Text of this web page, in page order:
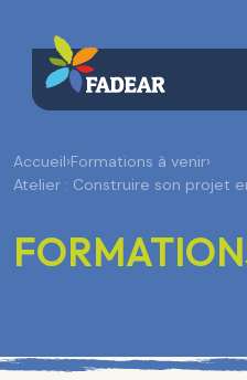
Accueil›Formations à venir›
Atelier : Construire son projet